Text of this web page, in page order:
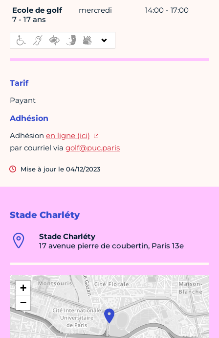
Stade Charléty
Stade Charléty
17 avenue pierre de coubertin, Paris 13e
+
−
Ecole de golf
7 - 17 ans
mercredi 14:00 - 17:00
Tarif
Payant
Adhésion
Adhésion en ligne (ici)
par courriel via golf@puc.paris
Mise à jour le 04/12/2023